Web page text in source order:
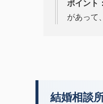
ポイント：
があって
結婚相談